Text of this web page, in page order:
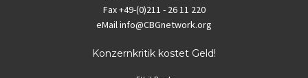
Fax+49-(0)211 - 26 11 220
eMailinfo@CBGnetwork.org
Konzernkritik kostet Geld!